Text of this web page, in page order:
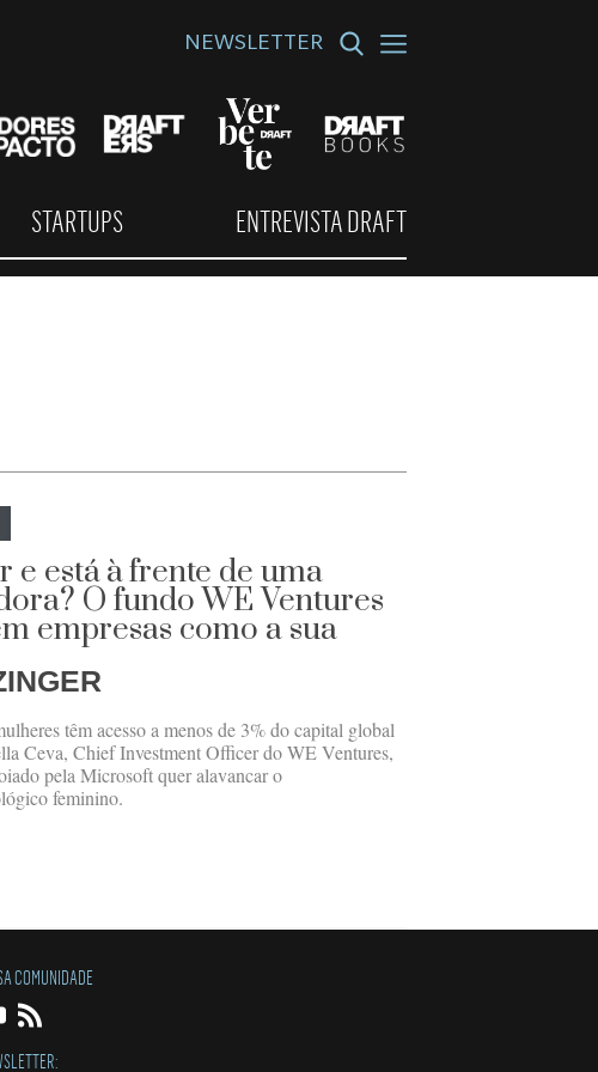
NEWSLETTER
STARTUPS ENTREVISTA DRAFT
e está à frente de uma
O fundo WE Ventures
empresas como a sua
têm acesso a menos de 3% do capital global
Ceva, Chief Investment Officer do WE Ventures,
pela Microsoft quer alavancar o
feminino.
COMUNIDADE